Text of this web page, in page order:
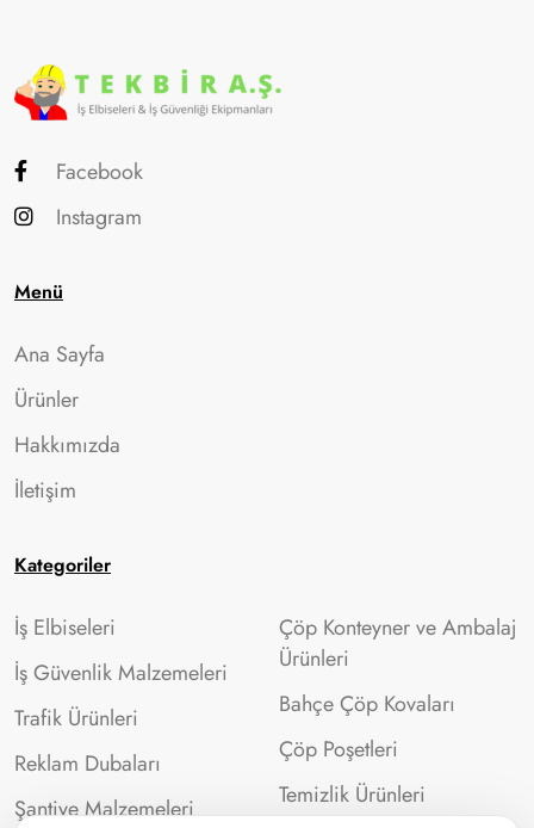
Facebook
Instagram
Menü
Ana Sayfa
Ürünler
Hakkımızda
İletişim
Kategoriler
İş Elbiseleri
İş Güvenlik Malzemeleri
Trafik Ürünleri
Reklam Dubaları
Şantiye Malzemeleri
Çöp Konteyner ve Ambalaj
Ürünleri
Bahçe Çöp Kovaları
Çöp Poşetleri
Temizlik Ürünleri